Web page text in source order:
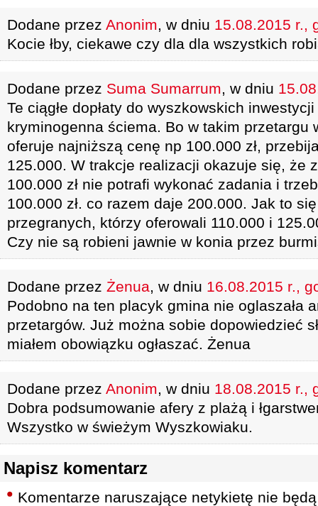
Dodane przez Anonim, w dniu 15.08.2015 r.,
Kocie łby, ciekawe czy dla dla wszystkich
Dodane przez Suma Sumarrum, w dniu
Te ciągłe dopłaty do wyszkowskich
kryminogenna ściema. Bo w takim przetargu
oferuje najniższą cenę np 100.000 zł,
125.000. W trakcje realizacji okazuje się, że
100.000 zł nie potrafi wykonać zadania i
100.000 zł. co razem daje 200.000. Jak to
przegranych, którzy oferowali 110.000 i
Czy nie są robieni jawnie w konia przez
Dodane przez Żenua, w dniu 16.08.2015 r.,
Podobno na ten placyk gmina nie oglaszała
przetargów. Już można sobie dopowiedzieć
miałem obowiązku ogłaszać. Żenua
Dodane przez Anonim, w dniu 18.08.2015 r.,
Dobra podsumowanie afery z plażą i
Wszystko w świeżym Wyszkowiaku.
Napisz komentarz
Komentarze naruszające netykietę nie